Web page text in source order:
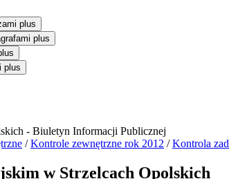
plus
plus
plus
/Kontrole zewnętrzne rok 2012 /Kontrola
w Strzelcach Opolskich